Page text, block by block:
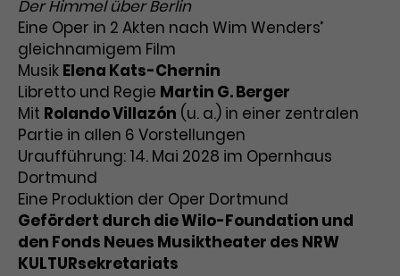
Der Himmel über Berlin
Eine Oper in 2 Akten nach Wim Wenders’
gleichnamigem Film
Musik Elena Kats-Chernin
Libretto und Regie Martin G. Berger
Mit Rolando Villazón (u. a.) in einer zentralen
Partie in allen 6 Vorstellungen
Uraufführung: 14. Mai 2028 im Opernhaus
Dortmund
Eine Produktion der Oper Dortmund
Gefördert durch die Wilo-Foundation und
den Fonds Neues Musiktheater des NRW
KULTURsekretariats